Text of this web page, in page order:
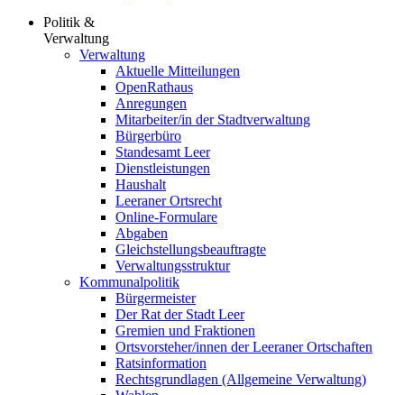
Politik &
Verwaltung
Verwaltung
Aktuelle Mitteilungen
OpenRathaus
Anregungen
Mitarbeiter/in der Stadtverwaltung
Bürgerbüro
Standesamt Leer
Dienstleistungen
Haushalt
Leeraner Ortsrecht
Online-Formulare
Abgaben
Gleichstellungsbeauftragte
Verwaltungsstruktur
Kommunalpolitik
Bürgermeister
Der Rat der Stadt Leer
Gremien und Fraktionen
Ortsvorsteher/innen der Leeraner Ortschaften
Ratsinformation
Rechtsgrundlagen (Allgemeine Verwaltung)